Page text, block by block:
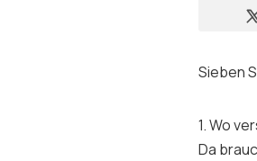
Sieben
1. Wo
Da